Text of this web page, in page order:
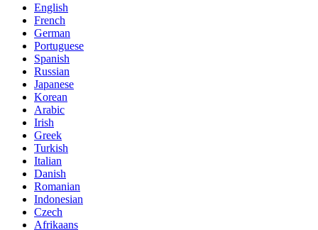
English
French
German
Portuguese
Spanish
Russian
Japanese
Korean
Arabic
Irish
Greek
Turkish
Italian
Danish
Romanian
Indonesian
Czech
Afrikaans